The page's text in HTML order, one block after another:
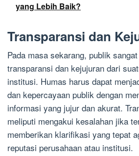
yang Lebih Baik?
Transparansi dan
Pada masa sekarang, publik
transparansi dan kejujuran dari
institusi. Humas harus dapat
dan kepercayaan publik dengan
informasi yang jujur dan akurat.
meliputi mengakui kesalahan jika
memberikan klarifikasi yang tepat
reputasi perusahaan atau institusi.